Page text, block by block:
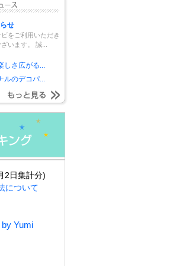
せ
をご利用いただき
います。 誠...
しさ広がる...
ルのデコパ...
2日集計分)
について
Yumi